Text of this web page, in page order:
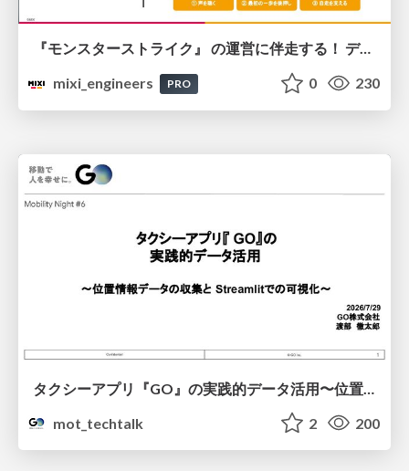
『モンスターストライク』 の運営に伴走する！ データ民主化への 解析グループの3つのアプローチ
mixi_engineers
PRO 0 230
mot_techtalk
2 200